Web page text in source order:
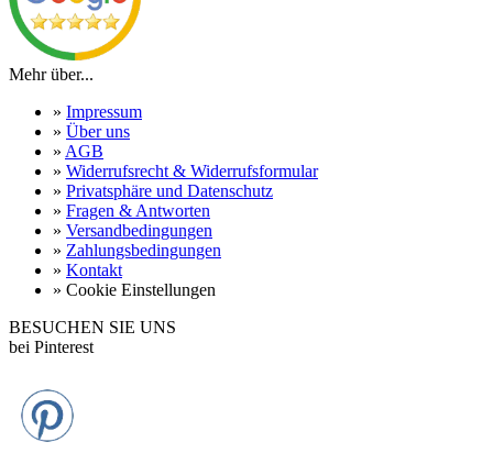
Mehr über...
» Impressum
» Über uns
» AGB
» Widerrufsrecht & Widerrufsformular
» Privatsphäre und Datenschutz
» Fragen & Antworten
» Versandbedingungen
» Zahlungsbedingungen
» Kontakt
» Cookie Einstellungen
BESUCHEN SIE UNS
bei Pinterest